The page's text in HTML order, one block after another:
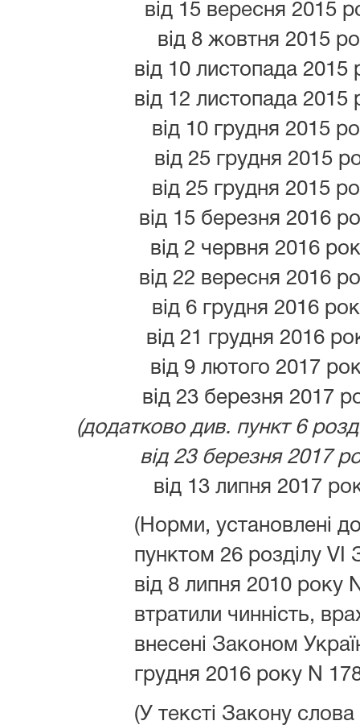
від 15 вересня 2015
від 8 жовтня 2015
від 10 листопада 2015
від 12 листопада 2015
від 10 грудня 2015
від 25 грудня 2015
від 25 грудня 2015
від 15 березня 2016
від 2 червня 2016
від 22 вересня 2016
від 6 грудня 2016
від 21 грудня 2016
від 9 лютого 2017
від 23 березня 2017
(додатково див. пункт 6
від 23 березня 2017
від 13 липня 2017
(Норми, установлені
пунктом 26 розділу VI
від 8 липня 2010 року
втратили чинність,
внесені Законом
грудня 2016 року N
(У тексті Закону